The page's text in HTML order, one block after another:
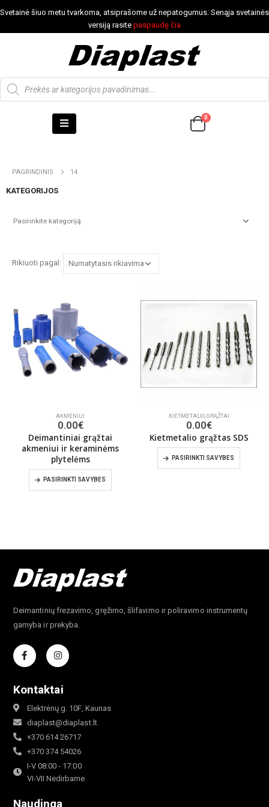
Svetainė šiuo metu tvarkoma, atsiprašome už nepatogumus. Senąja svetainės
versiją rasite paspaudę čia
0
PAGRINDINIS 14
KATEGORIJOS
Rikiuoti pagal:
AKMENIUI
0.00€
Deimantiniai grąžtai
akmeniui ir keraminėms
plytelėms
PASIRINKTI SAVYBES
KIETMETALIO, GRĄŽTAI
0.00€
Kietmetalio grąžtas SDS
PASIRINKTI SAVYBES
Deimantinių frezavimo, gręžimo, šlifavimo ir poliravimo instrumentų
gamyba ir prekyba.
Kontaktai
Elektrėnų g. 10F, Kaunas
diaplast@diaplast.lt
+370 614 26717
+370 374 54026
I-V 08:00 - 17:00
VI-VII Nedirbame
Naudinga